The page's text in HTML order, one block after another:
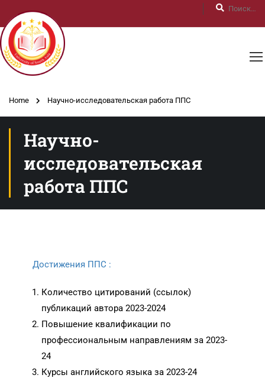
Home Научно-исследовательская работа ППС
Научно-
исследовательская
работа ППС
Достижения ППС :
Количество цитирований (ссылок)
публикаций автора 2023-2024
Повышение квалификации по
профессиональным направлениям за 2023-
24
Курсы английского языка за 2023-24